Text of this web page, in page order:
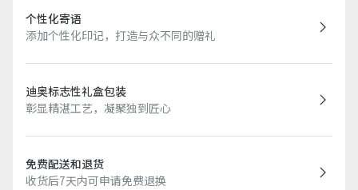
个性化寄语
添加个性化印记，打造与众不同的赠礼
迪奥标志性礼盒包装
彰显精湛工艺，凝聚独到匠心
免费配送和退货
收货后7天内可申请免费退换